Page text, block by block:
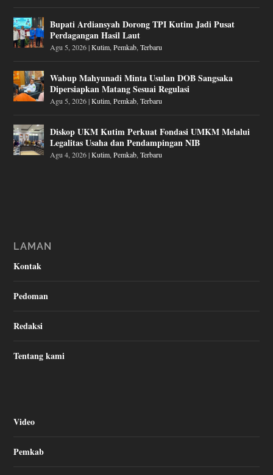
Bupati Ardiansyah Dorong TPI Kutim Jadi Pusat
Perdagangan Hasil Laut
Agu 5, 2026|Kutim ,Pemkab ,Terbaru
Wabup Mahyunadi Minta Usulan DOB Sangsaka
Dipersiapkan Matang Sesuai Regulasi
Agu 5, 2026|Kutim ,Pemkab ,Terbaru
Diskop UKM Kutim Perkuat Fondasi UMKM Melalui
Legalitas Usaha dan Pendampingan NIB
Agu 4, 2026|Kutim ,Pemkab ,Terbaru
LAMAN
Kontak
Pedoman
Redaksi
Tentang kami
Video
Pemkab